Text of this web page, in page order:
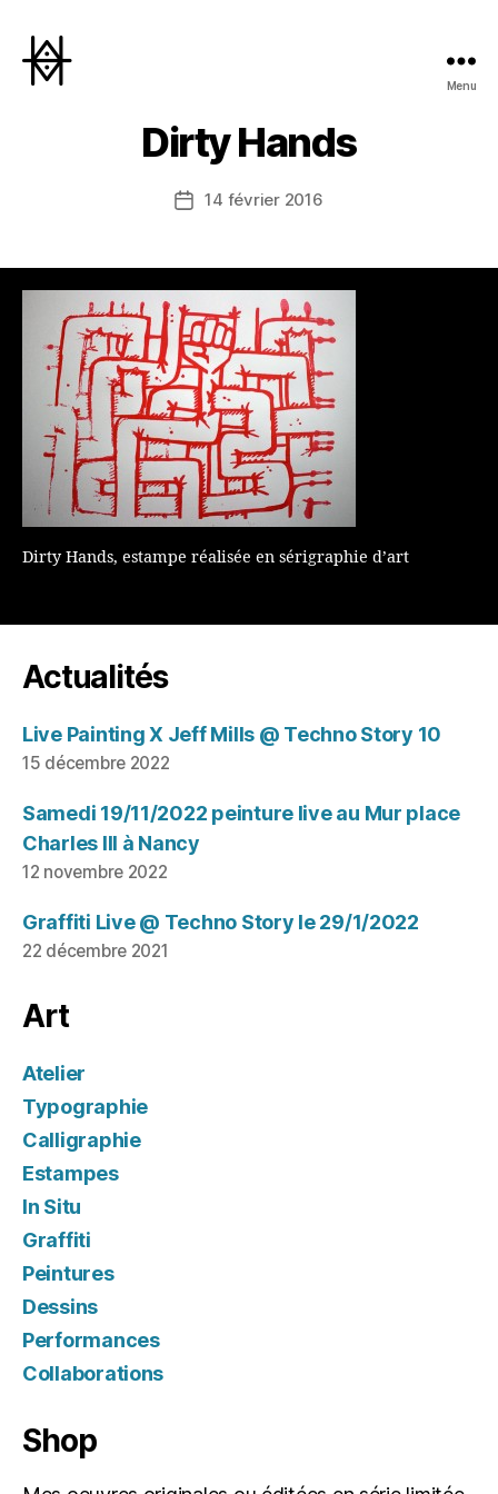
Menu
Dirty Hands
Date14 février 2016
Dirty Hands, estampe réalisée en sérigraphie d’art
Actualités
Live Painting X Jeff Mills @ Techno Story 10
15 décembre 2022
Samedi 19/11/2022 peinture live au Mur place
Charles III à Nancy
12 novembre 2022
Graffiti Live @ Techno Story le 29/1/2022
22 décembre 2021
Art
Atelier
Typographie
Calligraphie
Estampes
In Situ
Graffiti
Peintures
Dessins
Performances
Collaborations
Shop